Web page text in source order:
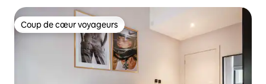
Coup de cœur voyageurs
Coup de cœur voyageurs